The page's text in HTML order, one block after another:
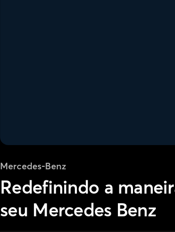
Mercedes-Benz
Redefinindo a
seu Mercedes Benz